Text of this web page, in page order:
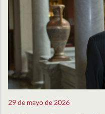
29 de mayo de 2026